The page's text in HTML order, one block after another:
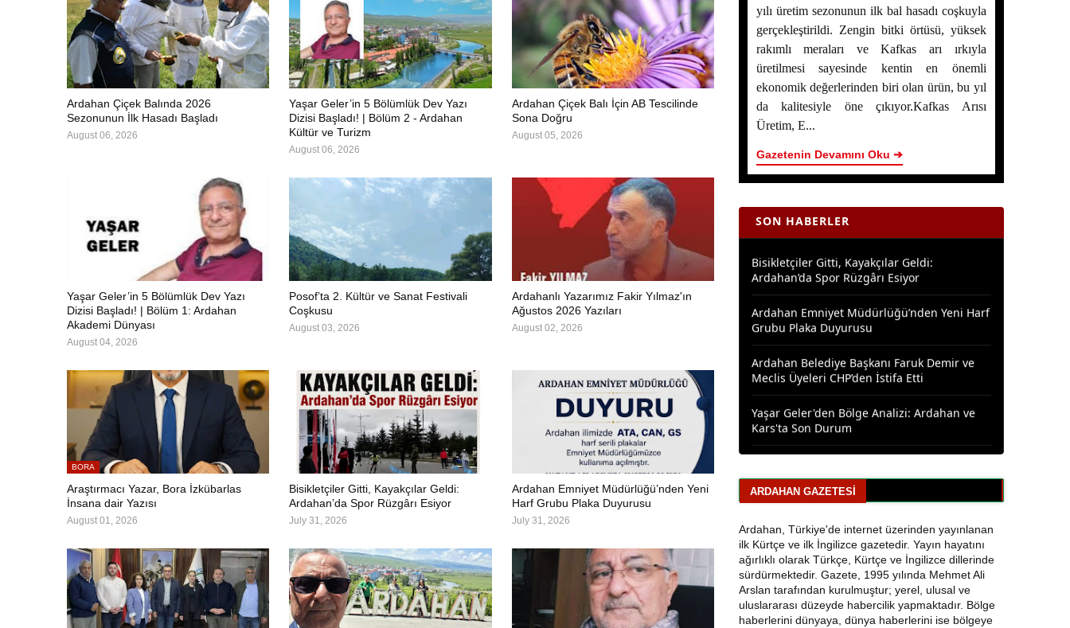
Ardahan Çiçek Balında 2026
Sezonunun İlk Hasadı Başladı
August 06, 2026
Yaşar Geler’in 5 Bölümlük Dev Yazı
Dizisi Başladı! | Bölüm 2 - Ardahan
Kültür ve Turizm
August 06, 2026
Ardahan Çiçek Balı İçin AB Tescilinde
Sona Doğru
August 05, 2026
Yaşar Geler’in 5 Bölümlük Dev Yazı
Dizisi Başladı! | Bölüm 1: Ardahan
Akademi Dünyası
August 04, 2026
Posof’ta 2. Kültür ve Sanat Festivali
Coşkusu
August 03, 2026
Ardahanlı Yazarımız Fakir Yılmaz'ın
Ağustos 2026 Yazıları
August 02, 2026
BORA
Araştırmacı Yazar, Bora İzkübarlas
İnsana dair Yazısı
August 01, 2026
Bisikletçiler Gitti, Kayakçılar Geldi:
Ardahan’da Spor Rüzgârı Esiyor
July 31, 2026
Ardahan Emniyet Müdürlüğü’nden Yeni
Harf Grubu Plaka Duyurusu
July 31, 2026
yılı üretim sezonunun ilk bal hasadı coşkuyla
gerçekleştirildi. Zengin bitki örtüsü, yüksek
rakımlı meraları ve Kafkas arı ırkıyla
üretilmesi sayesinde kentin en önemli
ekonomik değerlerinden biri olan ürün, bu yıl
da kalitesiyle öne çıkıyor.Kafkas Arısı
Üretim, E...
Gazetenin Devamını Oku ➔
SON HABERLER
Yaşar Geler’in 5 Bölümlük Dev Yazı Dizisi
Başladı! | Bölüm 1: Ardahan Akademi
Dünyası
Posof’ta 2. Kültür ve Sanat Festivali Coşkusu
Ardahanlı Yazarımız Fakir Yılmaz'ın Ağustos
Araştırmacı Yazar, Bora İzkübarlas İnsana
Bisikletçiler Gitti, Kayakçılar Geldi:
Ardahan’da Spor Rüzgârı Esiyor
Ardahan Emniyet Müdürlüğü’nden Yeni Harf
Grubu Plaka Duyurusu
Ardahan Belediye Başkanı Faruk Demir ve
Meclis Üyeleri CHP’den İstifa Etti
Yaşar Geler'den Bölge Analizi: Ardahan ve
Kars'ta Son Durum
Bir Parti İşte Böyle Bitirilir
Sözbir Tutuklandı
Yaralandı
Uluslararası Badminton Turnuvasında
Erzincanlı Sporculardan Büyük Başarı: 3
Altın, 1 Gümüş Madalya
ARDAHAN GAZETESI
Ardahan, Türkiye'de internet üzerinden yayınlanan
ilk Kürtçe ve ilk İngilizce gazetedir. Yayın hayatını
ağırlıklı olarak Türkçe, Kürtçe ve İngilizce dillerinde
sürdürmektedir. Gazete, 1995 yılında Mehmet Ali
Arslan tarafından kurulmuştur; yerel, ulusal ve
uluslararası düzeyde habercilik yapmaktadır. Bölge
haberlerini dünyaya, dünya haberlerini ise bölgeye